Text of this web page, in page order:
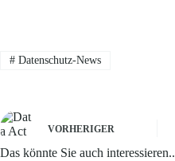
#Datenschutz-News
VORHERIGER
Das könnte Sie auch interessieren..